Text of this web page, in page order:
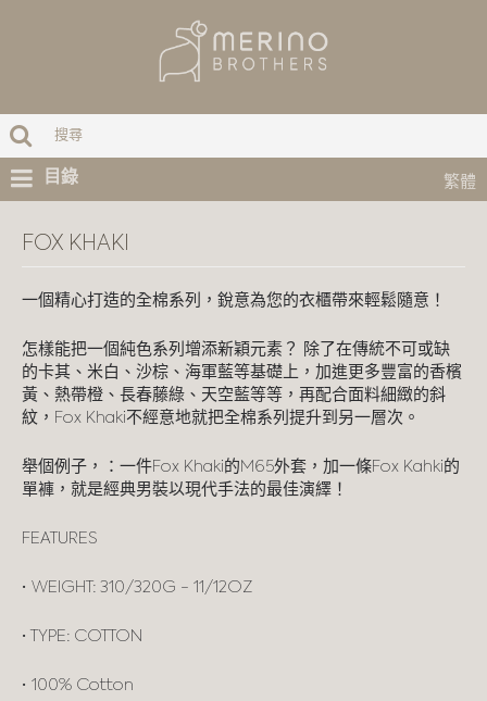
繁體
目錄
FOX KHAKI
一個精心打造的全棉系列，銳意為您的衣櫃帶來輕鬆隨意！
怎樣能把一個純色系列增添新穎元素？ 除了在傳統不可或缺
的卡其、米白、沙棕、海軍藍等基礎上，加進更多豐富的香檳
黃、熱帶橙、長春藤綠、天空藍等等，再配合面料細緻的斜
紋，Fox Khaki不經意地就把全棉系列提升到另一層次。
舉個例子，：一件Fox Khaki的M65外套，加一條Fox Kahki的
單褲，就是經典男裝以現代手法的最佳演繹！
FEATURES
• WEIGHT: 310/320G - 11/12OZ
• TYPE: COTTON
• 100% Cotton